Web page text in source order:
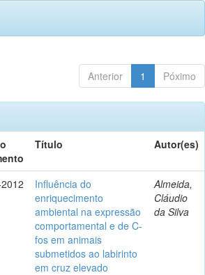
Anterior 1 Póximo
Título Autor(es)
Influência do
enriquecimento
ambiental na expressão
comportamental e de C-
fos em animais
submetidos ao labirinto
em cruz elevado
Almeida,
Cláudio
da Silva